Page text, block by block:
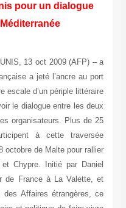
pour un dialogue
13 oct 2009 (AFP) – a
a jeté l’ancre au port
escale d’un périple littéraire
le dialogue entre les deux
organisateurs. Plus de 25
à cette traversée
octobre de Malte pour rallier
Chypre. Initié par Daniel
de France à La Valette, et
Affaires étrangères, ce